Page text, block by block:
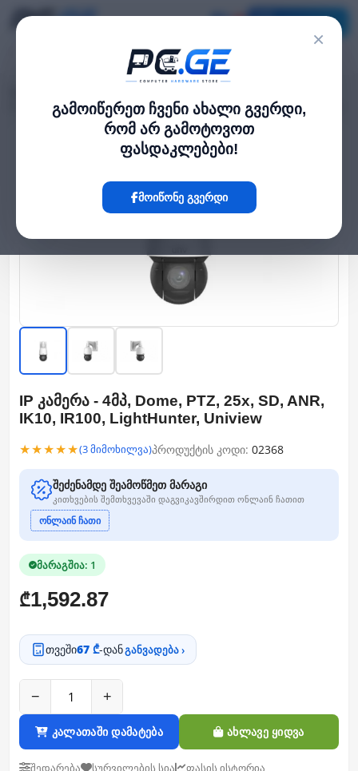
×
გამოიწერეთ ჩვენი ახალი გვერდი,
რომ არ გამოტოვოთ
ფასდაკლებები!
მოიწონე გვერდი
IP კამერა - 4მპ, Dome, PTZ, 25x, SD, ANR, IK10, IR100, LightHunter, Uniview
IP კამერა - 4მპ, Dome, PTZ, 25x, SD, ANR,
IK10, IR100, LightHunter, Uniview
★★★★★(3 მიმოხილვა)პროდუქტის კოდი: 02368
შეძენამდე შეამოწმეთ მარაგი
კითხვების შემთხვევაში დაგვიკავშირდით ონლაინ ჩათით
ონლაინ ჩათი
მარაგშია: 1
₾1,592.87
თვეში67 ₾-დანგანვადება ›
− +
კალათაში დამატება ახლავე ყიდვა